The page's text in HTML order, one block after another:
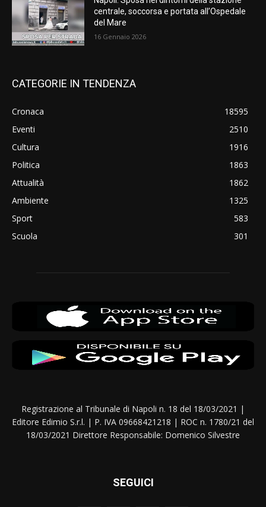
centrale, soccorsa e portata all’Ospedale
del Mare
16 Gennaio 2026
CATEGORIE IN TENDENZA
Cronaca
18595
Eventi
2510
Cultura
1916
Politica
1863
Attualità
1862
Ambiente
1325
Sport
583
Scuola
301
Registrazione al Tribunale di Napoli n. 18 del 18/03/2021 |
Editore Edimio S.r.l. | P. IVA 09668421218 | ROC n. 1780/21 del
18/03/2021 Direttore Responsabile: Domenico Silvestre
SEGUICI